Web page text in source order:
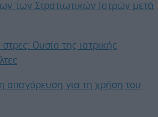
των Στρατιωτικών Ιατρών μετά
Ουσία της ιατρικής
απαγόρευση για τη χρήση του